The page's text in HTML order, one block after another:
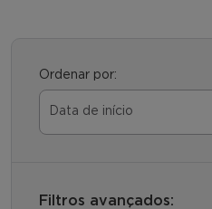
Ordenar por:
Filtros avançados: